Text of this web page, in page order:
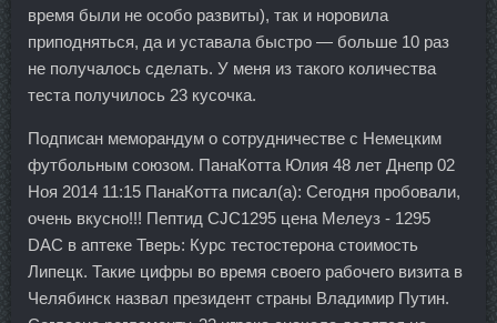
время были не особо развиты), так и норовила
приподняться, да и уставала быстро — больше 10 раз
не получалось сделать. У меня из такого количества
теста получилось 23 кусочка.
Подписан меморандум о сотрудничестве с Немецким
футбольным союзом. ПанаКотта Юлия 48 лет Днепр 02
Ноя 2014 11:15 ПанаКотта писал(а): Сегодня пробовали,
очень вкусно!!! Пептид CJC1295 цена Мелеуз - 1295
DAC в аптеке Тверь: Курс тестостерона стоимость
Липецк. Такие цифры во время своего рабочего визита в
Челябинск назвал президент страны Владимир Путин.